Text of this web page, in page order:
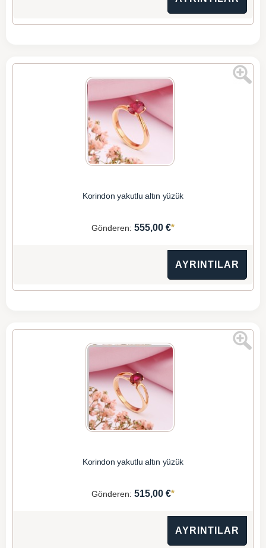
Korindon yakutlu altın yüzük
Gönderen: 555,00 €*
AYRINTILAR
Korindon yakutlu altın yüzük
Gönderen: 515,00 €*
AYRINTILAR